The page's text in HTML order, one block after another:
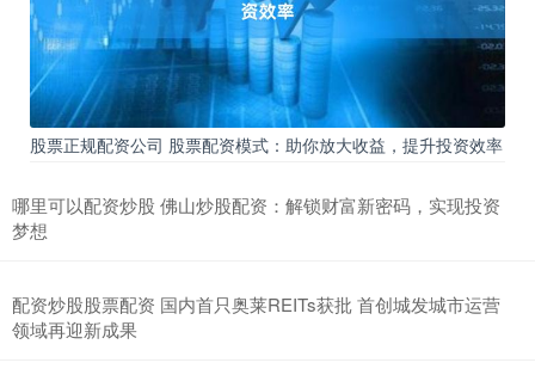
股票正规配资公司 股票配资模式：助你放大收益，提升投资效率
哪里可以配资炒股 佛山炒股配资：解锁财富新密码，实现投资
梦想
配资炒股股票配资 国内首只奥莱REITs获批 首创城发城市运营
领域再迎新成果